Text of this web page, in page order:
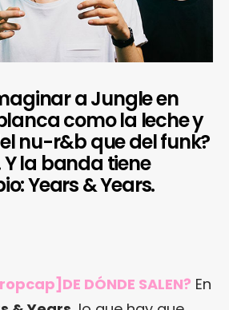
a Jungle en
como la leche y
nu-r&b que del funk?
Y la banda tiene
Years & Years.
DÓNDE SALEN? En